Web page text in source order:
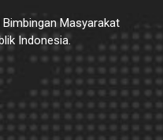
Masyarakat
Indonesia.